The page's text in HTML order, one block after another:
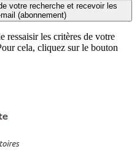
votre recherche et recevoir les
(abonnement)
ressaisir les critères de votre
cela, cliquez sur le bouton